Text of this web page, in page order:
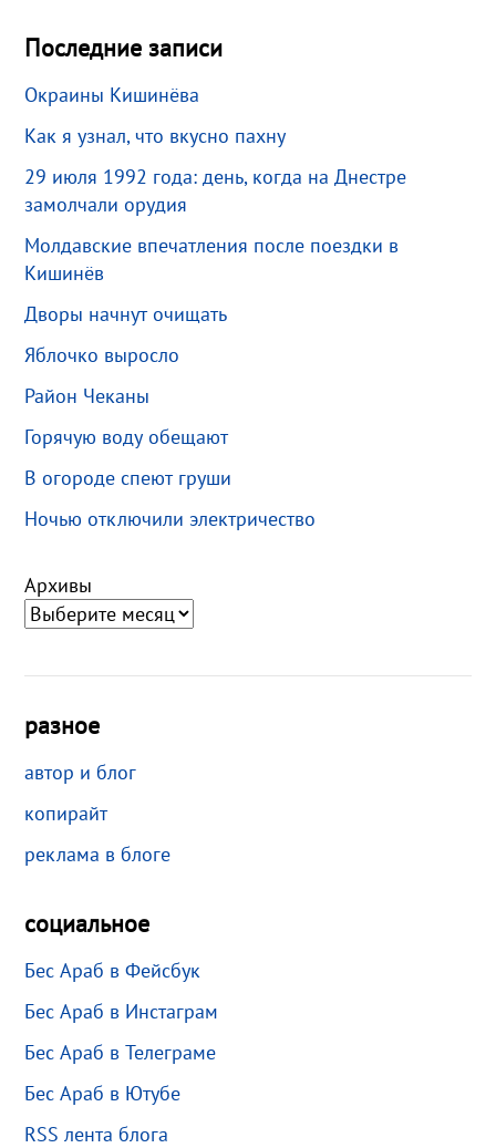
Последние записи
Окраины Кишинёва
Как я узнал, что вкусно пахну
29 июля 1992 года: день, когда на Днестре
замолчали орудия
Молдавские впечатления после поездки в
Кишинёв
Дворы начнут очищать
Яблочко выросло
Район Чеканы
Горячую воду обещают
В огороде спеют груши
Ночью отключили электричество
Архивы
разное
автор и блог
копирайт
реклама в блоге
социальное
Бес Араб в Фейсбук
Бес Араб в Инстаграм
Бес Араб в Телеграме
Бес Араб в Ютубе
RSS лента блога